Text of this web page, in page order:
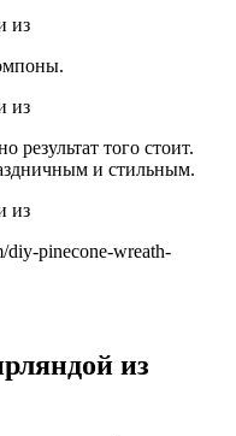
результат того стоит.
и стильным.
diy-pinecone-wreath-
из